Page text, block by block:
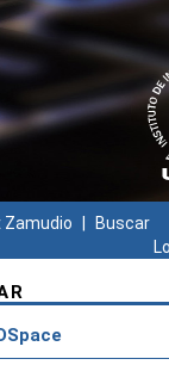
Zamudio
Buscar